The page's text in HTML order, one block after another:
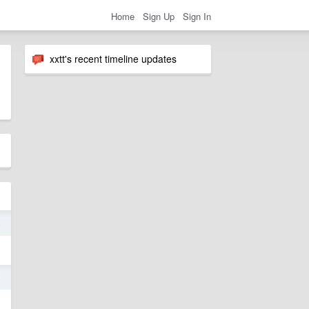
Home Sign Up Sign In
xxtt's recent timeline updates